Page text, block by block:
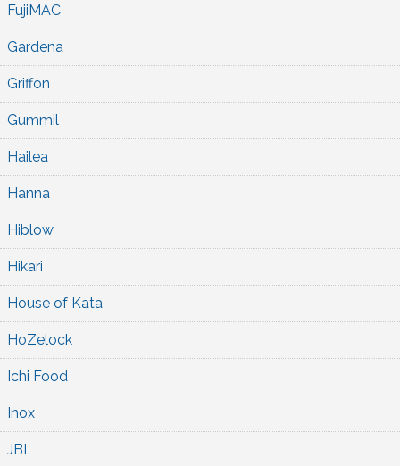
FujiMAC
Gardena
Griffon
Gummil
Hailea
Hanna
Hiblow
Hikari
House of Kata
HoZelock
Ichi Food
Inox
JBL